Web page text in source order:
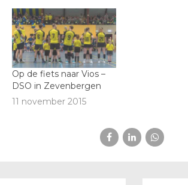
Op de fiets naar Vios –
DSO in Zevenbergen
11 november 2015